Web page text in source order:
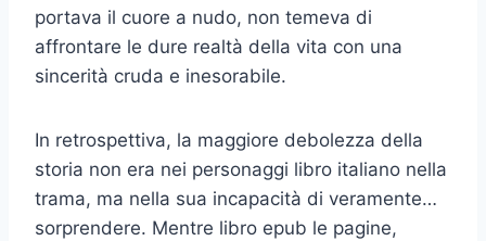
portava il cuore a nudo, non temeva di
affrontare le dure realtà della vita con una
sincerità cruda e inesorabile.
In retrospettiva, la maggiore debolezza della
storia non era nei personaggi libro italiano nella
trama, ma nella sua incapacità di veramente…
sorprendere. Mentre libro epub le pagine,